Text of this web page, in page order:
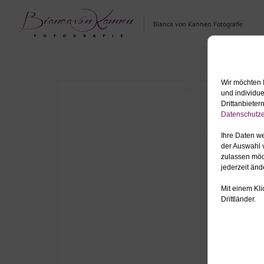
Bianca von Kannen Fotografie